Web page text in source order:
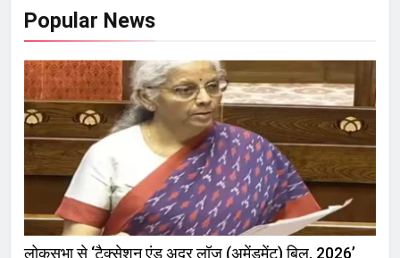
Popular News
लोकसभा से ‘टैक्सेशन एंड अदर लॉज (अमेंडमेंट) बिल, 2026’